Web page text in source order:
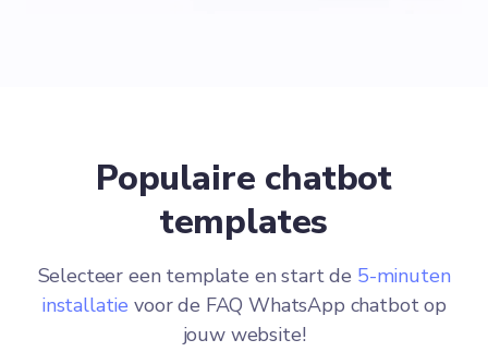
Populaire chatbot
templates
Selecteer een template en start de 5-minuten
installatie voor de FAQ WhatsApp chatbot op
jouw website!